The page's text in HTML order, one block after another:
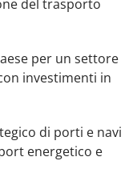
del trasporto
per un settore
investimenti in
di porti e navi
energetico e